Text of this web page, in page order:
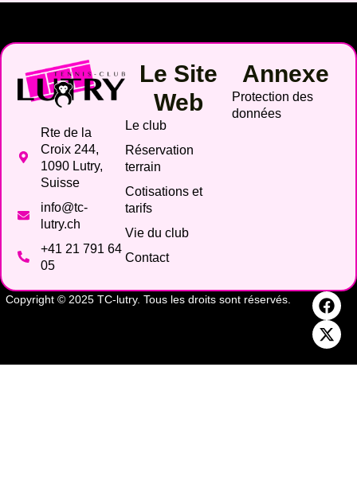
Rte de la
Croix 244,
1090 Lutry,
Suisse
info@tc-
lutry.ch
+41 21 791 64
05
Le Site
Web
Le club
Réservation
terrain
Cotisations et
tarifs
Vie du club
Contact
Annexe
Protection des
données
Copyright © 2025 TC-lutry. Tous les droits sont réservés.